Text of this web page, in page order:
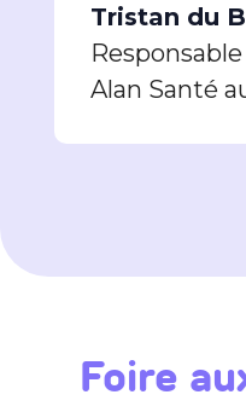
Tristan du
Alan Santé
Foire